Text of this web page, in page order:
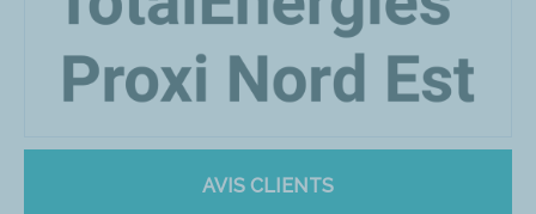
AVIS CLIENTS